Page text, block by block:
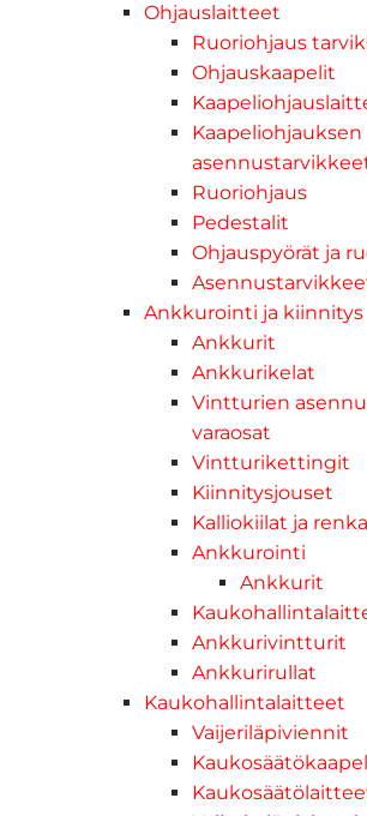
Ohjauslaitteet
Ruoriohjaus
Ohjauskaapelit
Kaapeliohjauksen
Ruoriohjaus
Pedestalit
Ohjauspyörät ja
Ankkurointi ja kiinnitys
Ankkurit
Ankkurikelat
Vintturien
varaosat
Vintturikettingit
Kiinnitysjouset
Kalliokiilat ja
Ankkurointi
Ankkurit
Ankkurivintturit
Ankkurirullat
Kaukohallintalaitteet
Vaijeriläpiviennit